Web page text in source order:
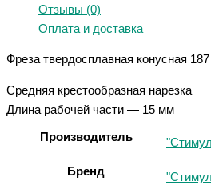
Отзывы (0)
Оплата и доставка
Фреза твердосплавная конусная
Средняя крестообразная нарезка
Длина рабочей части — 15 мм
Производитель
Бренд